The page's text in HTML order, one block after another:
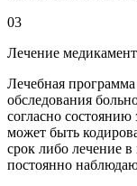
03
Лечение
Лечебная программа
обследования
согласно
может быть
срок либо лечение
постоянно